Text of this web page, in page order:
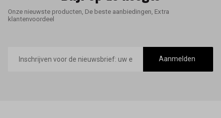
Onze nieuwste producten, De beste aanbiedingen, Extra
klantenvoordeel
mailadres
Aanmelden